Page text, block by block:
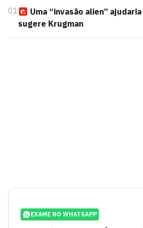
01
Uma “invasão alien”
sugere Krugman
EXAME NO WHATSAPP